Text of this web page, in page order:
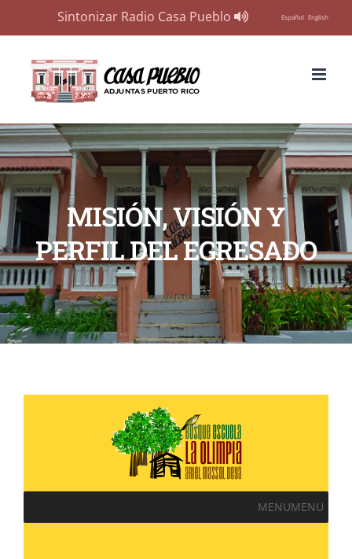
Sintonizar Radio Casa Pueblo Español English
content
MISIÓN, VISIÓN Y
PERFIL DEL EGRESADO
MENUMENU